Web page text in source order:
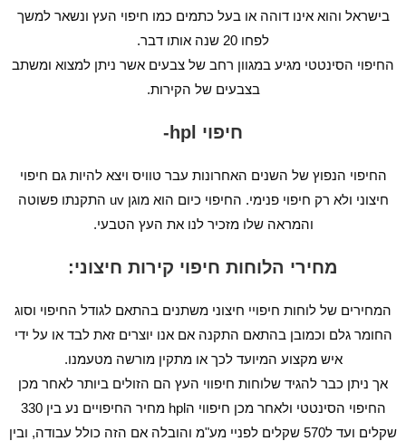
בישראל והוא אינו דוהה או בעל כתמים כמו חיפוי העץ ונשאר למשך
לפחו 20 שנה אותו דבר.
החיפוי הסינטטי מגיע במגוון רחב של צבעים אשר ניתן למצוא ומשתב
בצבעים של הקירות.
חיפוי hpl-
החיפוי הנפוץ של השנים האחרונות עבר טוויס ויצא להיות גם חיפוי
חיצוני ולא רק חיפוי פנימי. החיפוי כיום הוא מוגן uv התקנתו פשוטה
והמראה שלו מזכיר לנו את העץ הטבעי.
מחירי הלוחות חיפוי קירות חיצוני:
המחירים של לוחות חיפויי חיצוני משתנים בהתאם לגודל החיפוי וסוג
החומר גלם וכמובן בהתאם התקנה אם אנו יוצרים זאת לבד או על ידי
איש מקצוע המיועד לכך או מתקין מורשה מטעמנו.
אך ניתן כבר להגיד שלוחות חיפווי העץ הם הזולים ביותר לאחר מכן
החיפוי הסינטטי ולאחר מכן חיפווי הhpl מחיר החיפויים נע בין 330
שקלים ועד ל570 שקלים לפניי מע"מ והובלה אם הזה כולל עבודה, ובין